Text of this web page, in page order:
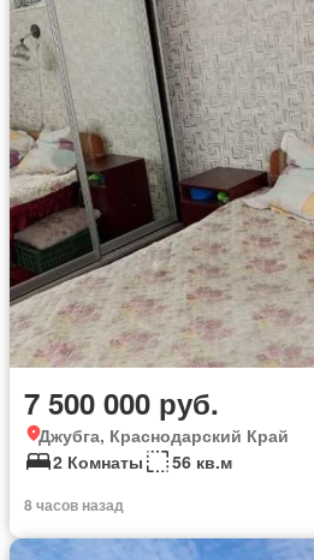
7 500 000 руб.
Джубга, Краснодарский Край
2 Комнаты
56 кв.м
8 часов назад